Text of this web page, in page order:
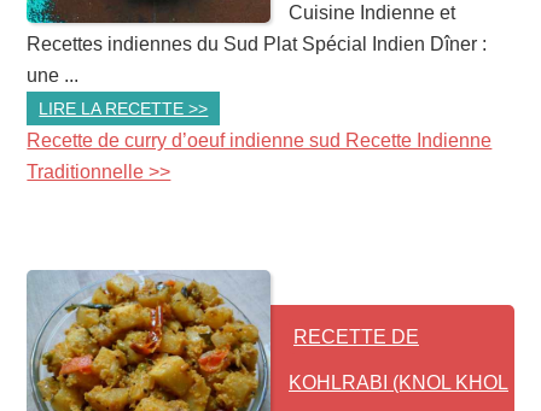
Cuisine Indienne et
Recettes indiennes du Sud Plat Spécial Indien Dîner :
une ...
LIRE LA RECETTE >>
Recette de curry d’oeuf indienne sud Recette Indienne
Traditionnelle >>
RECETTE DE
KOHLRABI (KNOL KHOL